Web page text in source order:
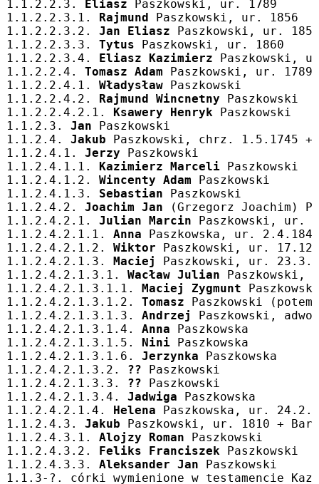
1.1.2.2.3. Eliasz Paszkowski, ur. 1789
1.1.2.2.3.1. Rajmund Paszkowski, ur. 1856
1.1.2.2.3.2. Jan Eliasz Paszkowski, ur. 1857
1.1.2.2.3.3. Tytus Paszkowski, ur. 1860
1.1.2.2.3.4. Eliasz Kazimierz Paszkowski,
1.1.2.2.4. Tomasz Adam Paszkowski, ur. 1789
1.1.2.2.4.1. Władysław Paszkowski
1.1.2.2.4.2. Rajmund Wincnetny Paszkowski
1.1.2.2.4.2.1. Ksawery Henryk Paszkowski
1.1.2.3. Jan Paszkowski
1.1.2.4. Jakub Paszkowski, chrz. 1.5.1745 +
1.1.2.4.1. Jerzy Paszkowski
1.1.2.4.1.1. Kazimierz Marceli Paszkowski
1.1.2.4.1.2. Wincenty Adam Paszkowski
1.1.2.4.1.3. Sebastian Paszkowski
1.1.2.4.2. Joachim Jan (Grzegorz Joachim)
1.1.2.4.2.1. Julian Marcin Paszkowski, ur.
1.1.2.4.2.1.1. Anna Paszkowska, ur.
1.1.2.4.2.1.2. Wiktor Paszkowski, ur.
1.1.2.4.2.1.3. Maciej
Paszkowski, ur.
1.1.2.4.2.1.3.1. Wacław Julian Paszkowski,
1.1.2.4.2.1.3.1.1. Maciej Zygmunt
1.1.2.4.2.1.3.1.2. Tomasz Paszkowski
1.1.2.4.2.1.3.1.3. Andrzej
Paszkowski,
1.1.2.4.2.1.3.1.4. Anna Paszkowska
1.1.2.4.2.1.3.1.5. Nini Paszkowska
1.1.2.4.2.1.3.1.6. Jerzynka Paszkowska
1.1.2.4.2.1.3.2. ?? Paszkowski
1.1.2.4.2.1.3.3. ?? Paszkowski
1.1.2.4.2.1.3.4. Jadwiga Paszkowska
1.1.2.4.2.1.4. Helena Paszkowska, ur.
1.1.2.4.3. Jakub Paszkowski, ur. 1810 +
1.1.2.4.3.1. Alojzy Roman Paszkowski
1.1.2.4.3.2. Feliks Franciszek Paszkowski
1.1.2.4.3.3. Aleksander Jan Paszkowski
1.1.3-?. córki wymienione w testamencie